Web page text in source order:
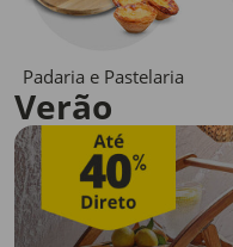
Padaria e Pastelaria
Verão